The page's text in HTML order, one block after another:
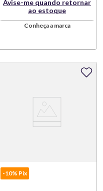
Avise-me quando retornar
ao estoque
Conheça a marca
-10% Pix